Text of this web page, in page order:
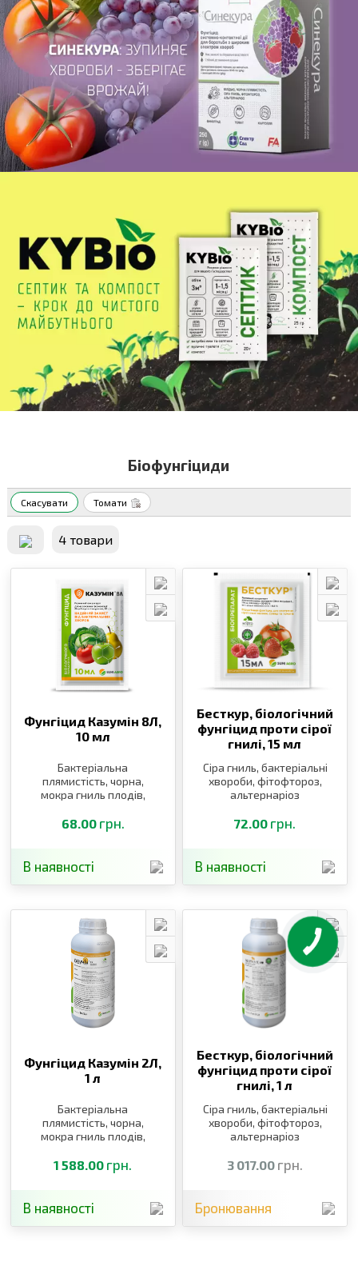
Біофунгіциди
Скасувати Томати
4 товари
Фунгіцид Казумін 8Л,
10 мл
Бактеріальна
плямистість, чорна,
мокра гниль плодів,
бактеріальні
захворювання, парша
68.00 грн.
В наявності
Бесткур, біологічний
фунгіцид проти сірої
гнилі,15 мл
Сіра гниль, бактеріальні
хвороби, фітофтороз,
альтернаріоз
72.00 грн.
В наявності
Фунгіцид Казумін 2Л,
1 л
Бактеріальна
плямистість, чорна,
мокра гниль плодів,
бактеріальні
захворювання
1 588.00 грн.
В наявності
Бесткур, біологічний
фунгіцид проти сірої
гнилі,1 л
Сіра гниль, бактеріальні
хвороби, фітофтороз,
альтернаріоз
3 017.00 грн.
Бронювання